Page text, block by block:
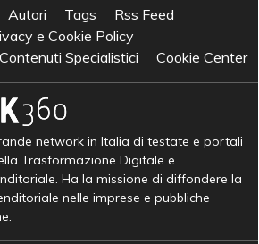
Autori Tags
Rss Feed
e Cookie Policy
Specialistici
Cookie Center
network in Italia di testate e portali
Trasformazione Digitale e
Ha la missione di diffondere la
nelle imprese e pubbliche